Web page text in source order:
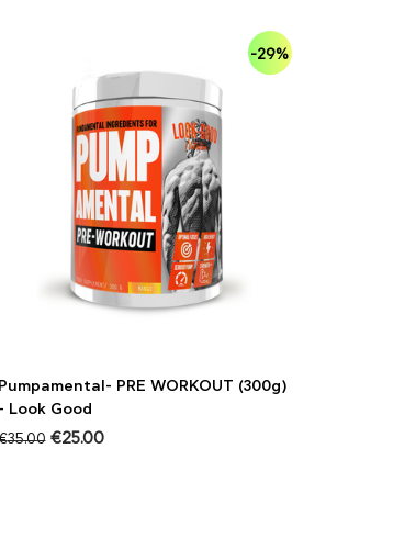
-29%
Pumpamental- PRE WORKOUT (300g)
- Look Good
35.00 €25.00